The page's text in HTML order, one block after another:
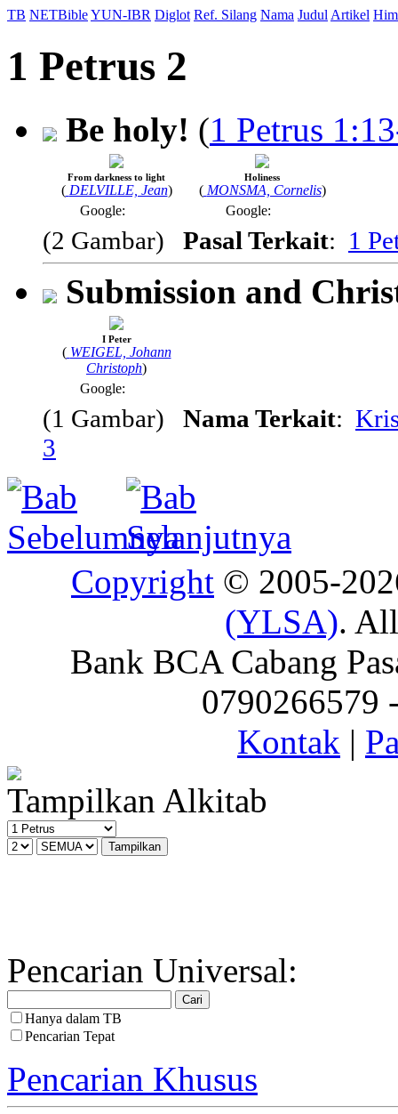
TB NETBibleYUN-IBR Diglot Ref. Silang Nama Judul Artikel
1 Petrus 2
Be holy! (1 Petrus
From darkness to light
( DELVILLE, Jean)
Google:
Holiness
( MONSMA, Cornelis)
Google:
(2 Gambar) Pasal Terkait: 1
Submission and
I Peter
( WEIGEL, Johann
Christoph)
Google:
(1 Gambar) Nama Terkait:
3
Copyright © 2005-
(YLSA).
Bank BCA Cabang
0790266579
Kontak |
Tampilkan Alkitab
Pencarian Universal:
Hanya dalam TB
Pencarian Tepat
Pencarian Khusus